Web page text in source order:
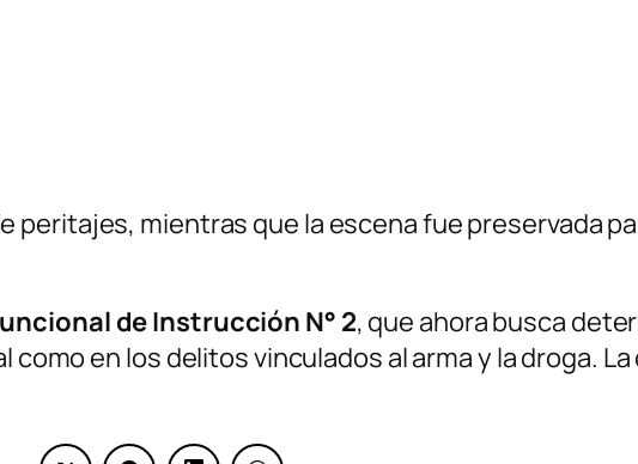
peritajes, mientras que la escena fue preservada
de Instrucción N° 2, que ahora busca
en los delitos vinculados al arma y la droga. La